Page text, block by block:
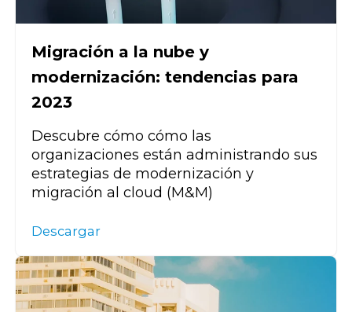
Migración a la nube y
modernización: tendencias para
2023
Descubre cómo cómo las
organizaciones están administrando sus
estrategias de modernización y
migración al cloud (M&M)
Descargar